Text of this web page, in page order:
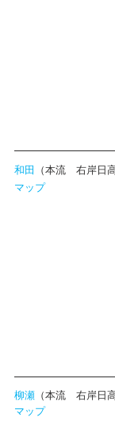
和田 （本流　右岸日
マップ
柳瀬 （本流　右岸日
マップ